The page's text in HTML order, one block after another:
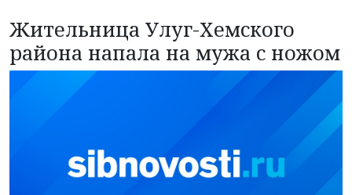
Жительница Улуг-Хемского
района напала на мужа с ножом